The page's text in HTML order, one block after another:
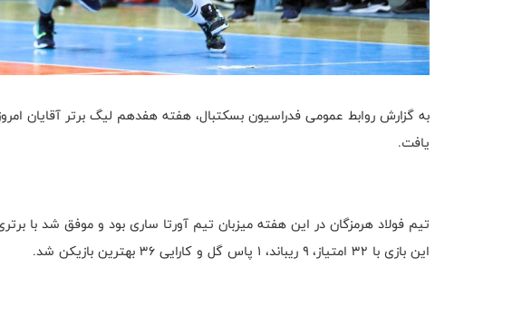
یافت.
این بازی با ۳۲ امتیاز، ۹ ریباند، ۱ پاس گل و کارایی ۳۶ بهترین بازیکن شد.